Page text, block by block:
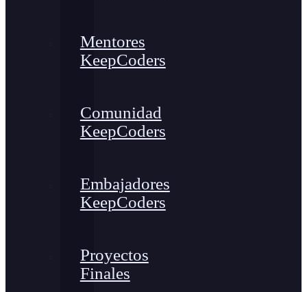
Mentores
KeepCoders
Comunidad
KeepCoders
Embajadores
KeepCoders
Proyectos
Finales